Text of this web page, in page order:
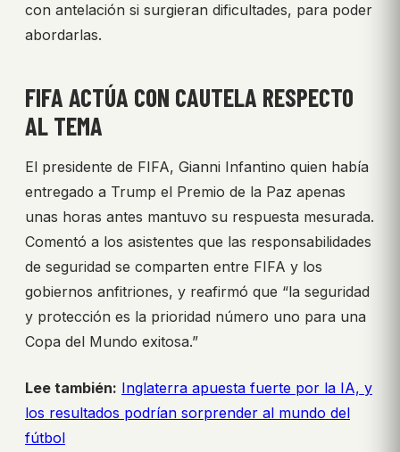
con antelación si surgieran dificultades, para poder
abordarlas.
FIFA ACTÚA CON CAUTELA RESPECTO
AL TEMA
El presidente de FIFA, Gianni Infantino quien había
entregado a Trump el Premio de la Paz apenas
unas horas antes mantuvo su respuesta mesurada.
Comentó a los asistentes que las responsabilidades
de seguridad se comparten entre FIFA y los
gobiernos anfitriones, y reafirmó que “la seguridad
y protección es la prioridad número uno para una
Copa del Mundo exitosa.”
Lee también: Inglaterra apuesta fuerte por la IA, y
los resultados podrían sorprender al mundo del
fútbol